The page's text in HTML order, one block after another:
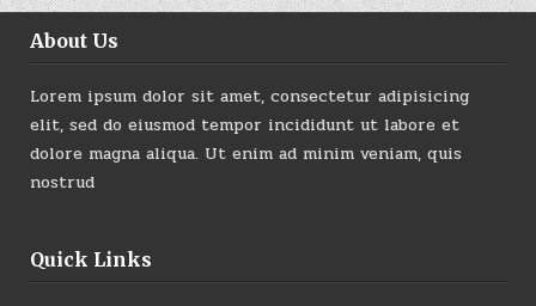
About Us
Lorem ipsum dolor sit amet, consectetur adipisicing
elit, sed do eiusmod tempor incididunt ut labore et
dolore magna aliqua. Ut enim ad minim veniam, quis
nostrud
Quick Links